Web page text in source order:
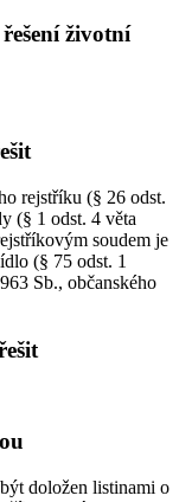
životní
rejstříku (§ 26 odst.
(§ 1 odst. 4 věta
soudem je
(§ 75 odst. 1
Sb., občanského
doložen listinami o